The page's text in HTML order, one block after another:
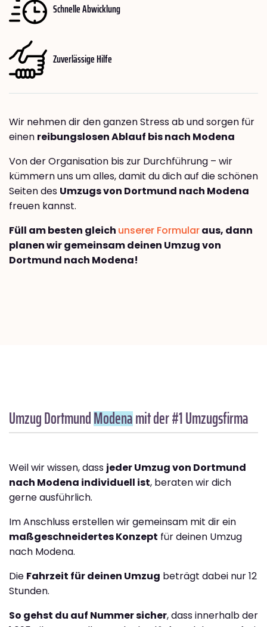
Schnelle Abwicklung
Zuverlässige Hilfe
Wir nehmen dir den ganzen Stress ab und sorgen für
einen reibungslosen Ablauf bis nach Modena
Von der Organisation bis zur Durchführung – wir
kümmern uns um alles, damit du dich auf die schönen
Seiten des Umzugs von Dortmund nach Modena
freuen kannst.
Füll am besten gleich unserer Formularaus, dann
planen wir gemeinsam deinen Umzug von
Dortmund nach Modena!
Umzug DortmundModenamit der #1 Umzugsfirma
Weil wir wissen, dass jeder Umzug von Dortmund
nach Modena individuell ist, beraten wir dich
gerne ausführlich.
Im Anschluss erstellen wir gemeinsam mit dir ein
maßgeschneidertes Konzept für deinen Umzug
nach Modena.
Die Fahrzeit für deinen Umzug beträgt dabei nur 12
Stunden.
So gehst du auf Nummer sicher, dass innerhalb der